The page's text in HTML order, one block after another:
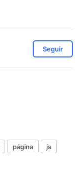
Seguir
página js